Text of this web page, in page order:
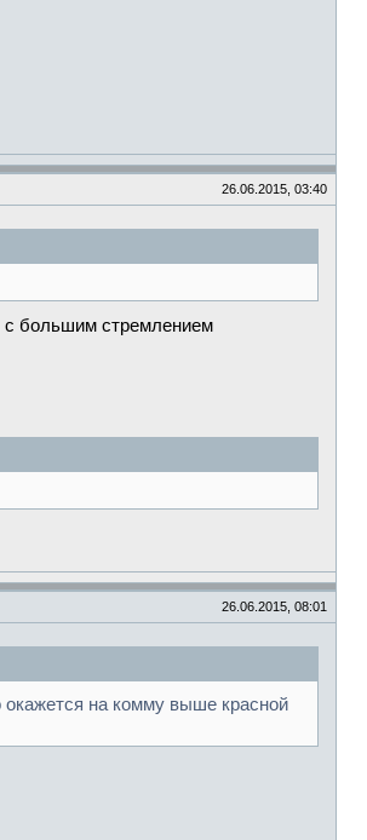
26.06.2015, 03:40
с большим стремлением
26.06.2015, 08:01
окажется на комму выше красной